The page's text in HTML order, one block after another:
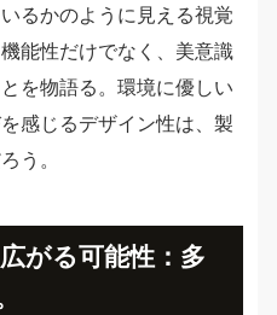
るかのように見える視覚
能性だけでなく、美意識
を物語る。環境に優しい
感じるデザイン性は、製
う。
がる可能性：多